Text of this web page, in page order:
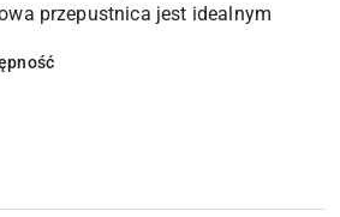
przepustnica jest idealnym